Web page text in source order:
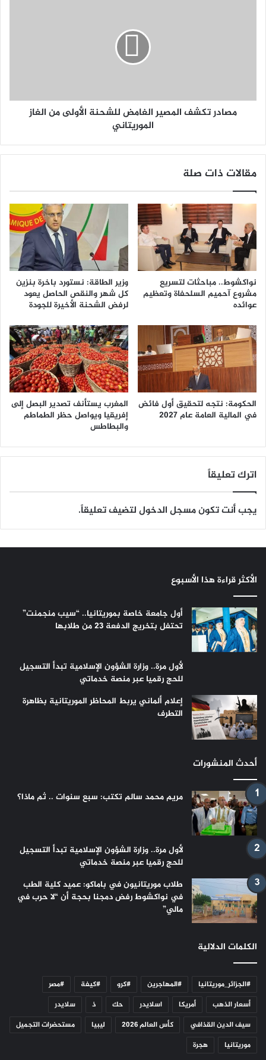
مصادر تكشف المصير الغامض للشحنة الأولى من الغاز
الموريتاني
مقالات ذات صلة
نواكشوط.. مباحثات لتسريع
مشروع آحميم السلحفاة وتعظيم
عوائده
وزير الطاقة: نستورد باخرة بنزين
كل شهر والنقص الحاصل يعود
لرفض الشحنة الأخيرة للجودة
الحكومة: نتجه لتحقيق أول فائض
في المالية العامة عام 2027
المغرب يستأنف تصدير البصل إلى
إفريقيا ويواصل حظر الطماطم
والبطاطس
اترك تعليقاً
يجب أنت تكونمسجل الدخوللتضيف تعليقاً.
الأكثر قراءة هذا الأسبوع
أول جامعة خاصة بموريتانيا.. “سيب منجمنت”
تحتفل بتخريج الدفعة 23 من طلابها
لأول مرة.. وزارة الشؤون الإسلامية تبدأ التسجيل
للحج رقميا عبر منصة خدماتي
إعلام ألماني يربط المحاظر الموريتانية بظاهرة
التطرف
أحدث المنشورات
مريم محمد سالم تكتب: سبع سنوات .. ثم ماذا؟
لأول مرة.. وزارة الشؤون الإسلامية تبدأ التسجيل
للحج رقميا عبر منصة خدماتي
طلاب موريتانيون في باماكو: عميد كلية الطب
في نواكشوط رفض دمجنا بحجة أن “لا حرب في
مالي”
الكلمات الدلالية
#الجزائر_موريتانيا #المهاجرين #كرو #كيفة
#مصر
أسعار الذهب
أمريكا اسلايدر حك ذ
سلايدر
سيف الدين القذافي
كأس العالم 2026 ليبيا
مستحضرات التجميل
موريتانيا
هجرة